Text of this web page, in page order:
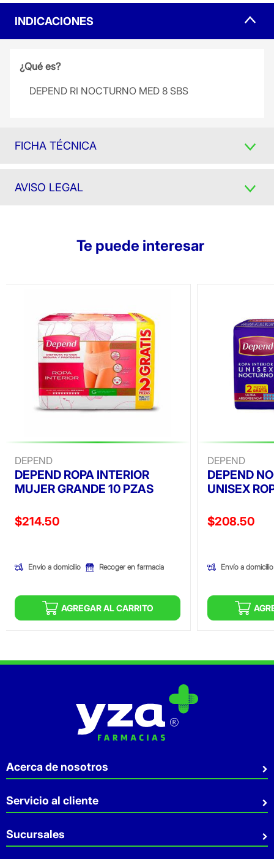
INDICACIONES
¿Qué es?
DEPEND RI NOCTURNO MED 8 SBS
FICHA TÉCNICA
AVISO LEGAL
Te puede interesar
DEPEND
DEPEND ROPA INTERIOR
MUJER GRANDE 10 PZAS
Precio reducido de
$214.50
Envío a domicilio Recoger en farmacia
AGREGAR AL CARRITO
DEPEND
DEPEND
UNISEX
Precio
$208.50
Envío a domicilio
Acerca de nosotros
Quiénes somos
Sostenibilidad
Aviso de privacidad
Servicio al cliente
Preguntas Frecuentes
Contacto
Sucursales